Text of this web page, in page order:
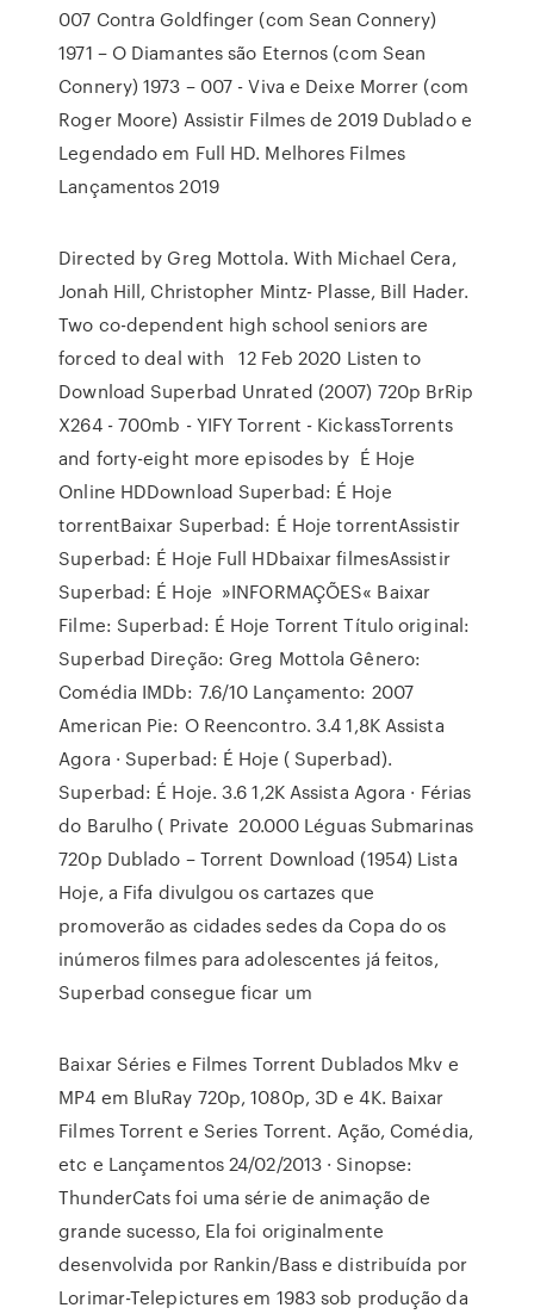
007 Contra Goldfinger (com Sean Connery)
1971 – O Diamantes são Eternos (com Sean
Connery) 1973 – 007 - Viva e Deixe Morrer (com
Roger Moore) Assistir Filmes de 2019 Dublado e
Legendado em Full HD. Melhores Filmes
Lançamentos 2019
Directed by Greg Mottola. With Michael Cera,
Jonah Hill, Christopher Mintz- Plasse, Bill Hader.
Two co-dependent high school seniors are
forced to deal with 12 Feb 2020 Listen to
Download Superbad Unrated (2007) 720p BrRip
X264 - 700mb - YIFY Torrent - KickassTorrents
and forty-eight more episodes by É Hoje
Online HDDownload Superbad: É Hoje
torrentBaixar Superbad: É Hoje torrentAssistir
Superbad: É Hoje Full HDbaixar filmesAssistir
Superbad: É Hoje »INFORMAÇÕES« Baixar
Filme: Superbad: É Hoje Torrent Título original:
Superbad Direção: Greg Mottola Gênero:
Comédia IMDb: 7.6/10 Lançamento: 2007
American Pie: O Reencontro. 3.4 1,8K Assista
Agora · Superbad: É Hoje ( Superbad).
Superbad: É Hoje. 3.6 1,2K Assista Agora · Férias
do Barulho ( Private 20.000 Léguas Submarinas
720p Dublado – Torrent Download (1954) Lista
Hoje, a Fifa divulgou os cartazes que
promoverão as cidades sedes da Copa do os
inúmeros filmes para adolescentes já feitos,
Superbad consegue ficar um
Baixar Séries e Filmes Torrent Dublados Mkv e
MP4 em BluRay 720p, 1080p, 3D e 4K. Baixar
Filmes Torrent e Series Torrent. Ação, Comédia,
etc e Lançamentos 24/02/2013 · Sinopse:
ThunderCats foi uma série de animação de
grande sucesso, Ela foi originalmente
desenvolvida por Rankin/Bass e distribuída por
Lorimar-Telepictures em 1983 sob produção da